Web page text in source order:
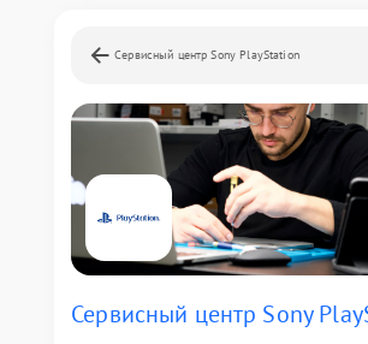
Сервисный центр Sony PlayStation
Сервисный центр Sony